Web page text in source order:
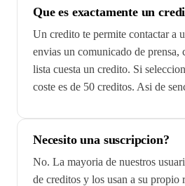
Que es exactamente un
Un credito te permite contactar a
envias un comunicado de prensa,
lista cuesta un credito. Si
coste es de 50 creditos. Asi de
Necesito una suscripcion?
No. La mayoria de nuestros
de creditos y los usan a su propio